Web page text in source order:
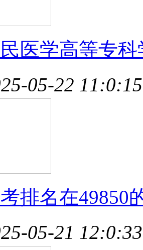
医学高等专科
05-22 11:0:15
排名在49850
05-21 12:0:33